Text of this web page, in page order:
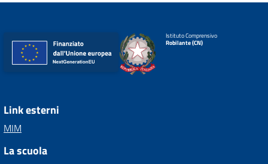
Istituto Comprensivo
Robilante (CN)
Link esterni
MIM
La scuola